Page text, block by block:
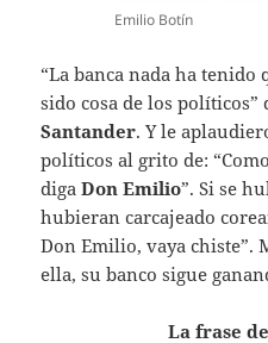
Emilio Botín
“La banca nada ha tenido
sido cosa de los
Santander. Y le
políticos al grito de:
digaDon Emilio”. Si se
hubieran carcajeado
Don Emilio, vaya chiste”.
ella, su banco sigue
La frase